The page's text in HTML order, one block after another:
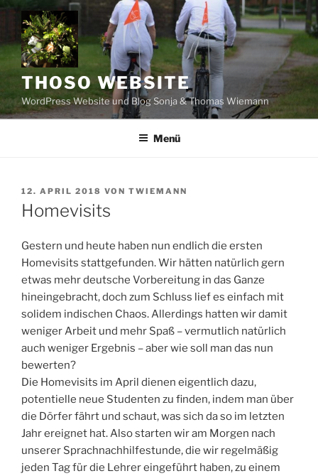
Zum
Inhalt
springen
THOSO WEBSITE
WordPress Website und Blog Sonja & Thomas Wiemann
Menü
VERÖFFENTLICHT
AM
12. APRIL 2018 VON TWIEMANN
Homevisits
Gestern und heute haben nun endlich die ersten
Homevisits stattgefunden. Wir hätten natürlich gern
etwas mehr deutsche Vorbereitung in das Ganze
hineingebracht, doch zum Schluss lief es einfach mit
solidem indischen Chaos. Allerdings hatten wir damit
weniger Arbeit und mehr Spaß – vermutlich natürlich
auch weniger Ergebnis – aber wie soll man das nun
bewerten?
Die Homevisits im April dienen eigentlich dazu,
potentielle neue Studenten zu finden, indem man über
die Dörfer fährt und schaut, was sich da so im letzten
Jahr ereignet hat. Also starten wir am Morgen nach
unserer Sprachnachhilfestunde, die wir regelmäßig
jeden Tag für die Lehrer eingeführt haben, zu einem